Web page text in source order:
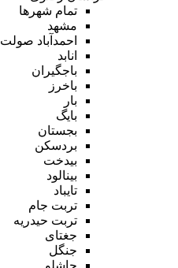
تمام شهر‌ها
مشهد
احمدآباد صولت
انابد
باجگیران
باخرز
بار
بایگ
بجستان
بردسکن
بیدخت
بینالود
تایباد
تربت جام
تربت حیدریه
جغتای
جنگل
چاشلو